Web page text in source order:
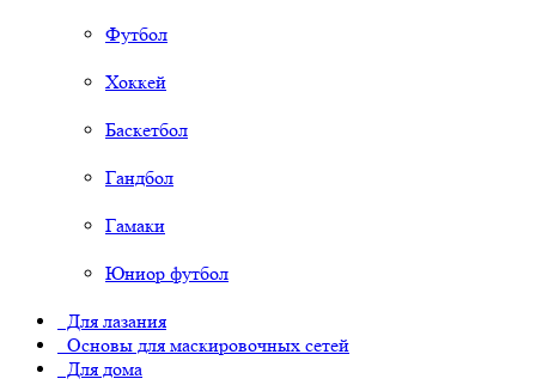
Футбол
Хоккей
Баскетбол
Гандбол
Гамаки
Юниор футбол
Для лазания
Основы для маскировочных сетей
Для дома